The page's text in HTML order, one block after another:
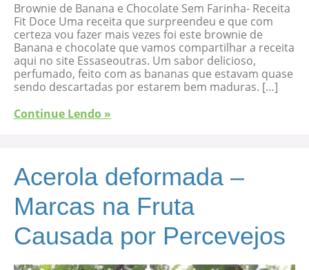
Brownie de Banana e Chocolate Sem Farinha- Receita
Fit Doce Uma receita que surpreendeu e que com
certeza vou fazer mais vezes foi este brownie de
Banana e chocolate que vamos compartilhar a receita
aqui no site Essaseoutras. Um sabor delicioso,
perfumado, feito com as bananas que estavam quase
sendo descartadas por estarem bem maduras. […]
Continue Lendo »
Acerola deformada –
Marcas na Fruta
Causada por Percevejos